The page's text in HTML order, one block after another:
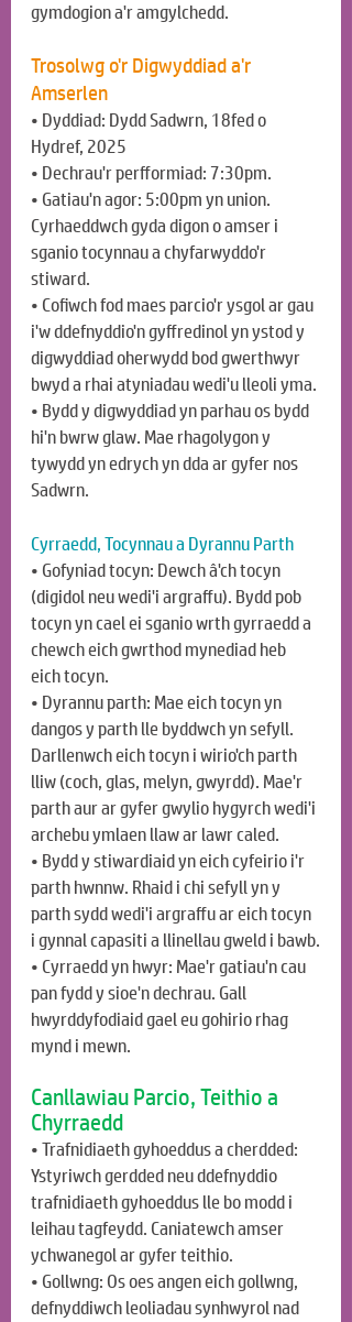
gymdogion a'r amgylchedd.
Trosolwg o'r Digwyddiad a'r
Amserlen
• Dyddiad: Dydd Sadwrn, 18fed o
Hydref, 2025
• Dechrau'r perfformiad: 7:30pm.
• Gatiau'n agor: 5:00pm yn union.
Cyrhaeddwch gyda digon o amser i
sganio tocynnau a chyfarwyddo'r
stiward.
• Cofiwch fod maes parcio'r ysgol ar gau
i'w ddefnyddio'n gyffredinol yn ystod y
digwyddiad oherwydd bod gwerthwyr
bwyd a rhai atyniadau wedi'u lleoli yma.
• Bydd y digwyddiad yn parhau os bydd
hi'n bwrw glaw. Mae rhagolygon y
tywydd yn edrych yn dda ar gyfer nos
Sadwrn.
Cyrraedd, Tocynnau a Dyrannu Parth
• Gofyniad tocyn: Dewch â'ch tocyn
(digidol neu wedi'i argraffu). Bydd pob
tocyn yn cael ei sganio wrth gyrraedd a
chewch eich gwrthod mynediad heb
eich tocyn.
• Dyrannu parth: Mae eich tocyn yn
dangos y parth lle byddwch yn sefyll.
Darllenwch eich tocyn i wirio'ch parth
lliw (coch, glas, melyn, gwyrdd). Mae'r
parth aur ar gyfer gwylio hygyrch wedi'i
archebu ymlaen llaw ar lawr caled.
• Bydd y stiwardiaid yn eich cyfeirio i'r
parth hwnnw. Rhaid i chi sefyll yn y
parth sydd wedi'i argraffu ar eich tocyn
i gynnal capasiti a llinellau gweld i bawb.
• Cyrraedd yn hwyr: Mae'r gatiau'n cau
pan fydd y sioe'n dechrau. Gall
hwyrddyfodiaid gael eu gohirio rhag
mynd i mewn.
Canllawiau Parcio, Teithio a
Chyrraedd
• Trafnidiaeth gyhoeddus a cherdded:
Ystyriwch gerdded neu ddefnyddio
trafnidiaeth gyhoeddus lle bo modd i
leihau tagfeydd. Caniatewch amser
ychwanegol ar gyfer teithio.
• Gollwng: Os oes angen eich gollwng,
defnyddiwch leoliadau synhwyrol nad